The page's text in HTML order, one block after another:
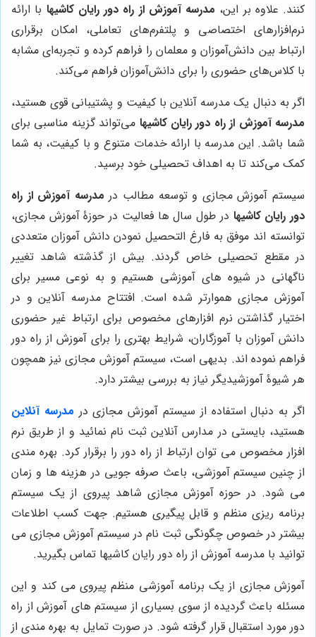
کنند. علاوه بر این، مدرسه آموزش از راه دور رایان کاشیها با ارائه
نرم‌افزارهای اختصاصی و پلتفرم‌های تعاملی، امکان برقراری
ارتباط بین دانش‌آموزان و معلمان را فراهم کرده و تجربه‌ای مشابه
با کلاس‌های حضوری را برای دانش‌آموزان فراهم می‌کند.
اگر به دنبال یک مدرسه آنلاین با کیفیت و پشتیبانی قوی هستید،
مدرسه آموزش از راه دور رایان کاشیها می‌تواند گزینه مناسبی برای
شما باشد. این مدرسه با ارائه خدمات متنوع و با کیفیت، به شما
کمک می‌کند تا به اهداف تحصیلی خود برسید.
سیستم آموزش مجازی و توسعه مطالب در مدرسه آموزش از راه
دور رایان کاشیها در طول سال ها فعالیت در حوزۀ آموزش مجازی،
توانسته اند موفق به فارغ التحصیل نمودن دانش آموزان متعددی
در مقطع تحصیلی خاص گردند. بیش از گذشته شاهد تغییر
ناگهانی در شیوه های آموزشی هستیم و به نوعی مسیر برای
آموزش مجازی هموارتر شده است. افتتاح مدرسه آنلاین و در
اختیار گذاشتن نرم افزارهای مخصوص برای ارتباط غیر حضوری
دانش آموزان با آموزگاران، شرایط بهتری را برای آموزش از راه دور
فراهم نموده اند. بدیهی است، سیستم آموزش مجازی نیز همچون
هر شیوۀ آموزشیدیگر نیاز به بررسی بیشتر دارد.
اگر به دنبال استفاده از سیستم آموزش مجازی در مدرسه آنلاین
هستید، بایستی در مدارس آنلاین ثبت نام نمائید و از طریق نرم
افزار مخصوص می توان ارتباط از راه دور را برقرار کرد. بهره مندی
از چنین سیستم آموزشی، باعث صرفه جویی در هزینه ها و زمان
می شود. در حوزه آموزش مجازی شاهد پیروی از یک سیستم
برنامه ریزی منظم و قابل پیگیری هستیم. جهت کسب اطلاعات
بیشتر در خصوص چگونگی ثبت نام در سیستم آموزش مجازی می
توانید با مدرسه آموزش از راه دور رایان کاشیها تماس بگیرید.
آموزش مجازی از یک برنامه آموزشی منظم پیروی می کند و این
مسئله باعث گردیده از سوی بسیاری از سیستم های آموزش از راه
دور مورد استقبال قرار گرفته شود. در صورت تمایل به بهره مندی از